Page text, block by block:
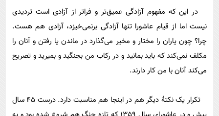
در این که مفهوم آزادگی عمیق‌تر و فراتر از آزادی است تردیدی
نیست اما از قیام عاشورا تنها آزادگی برنمی‌خیزد، آزادی هم هست.
چرا؟ چون یاران را مختار و مخیر می‌گذارد در ماندن یا رفتن و آنان را
مکلف نمی‌کند که باید بمانید و در رکاب من بجنگید و بمیرید و تصریح
می‌کند آنان با من کار دارند.
تکرار یک نکتۀ دیگر هم در اینجا هم مناسبت دارد. درست 45 سال